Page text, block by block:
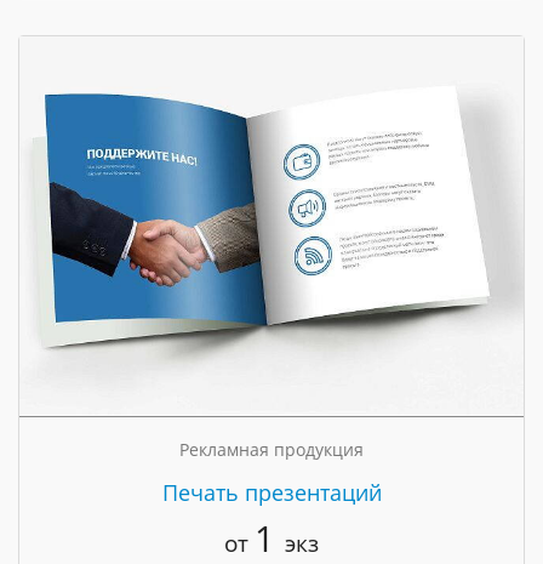
Рекламная продукция
Печать презентаций
от 1 экз